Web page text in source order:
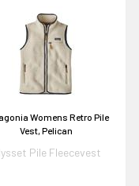
Womens Retro Pile
Vest, Pelican
Pile Fleecevest